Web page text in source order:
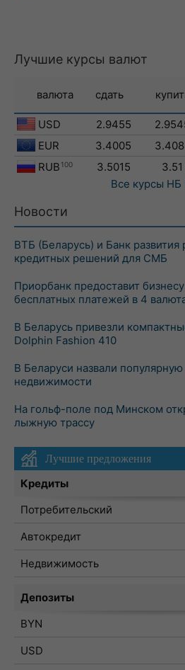
Лучшие курсы валют
валюта сдать
USD 2.9455
EUR
3.4005
RUB 100 3.5015 3.51
Все курсы НБ
Новости
ВТБ (Беларусь) и Банк
кредитных решений для СМБ
Приорбанк предоставит
бесплатных платежей в 4
В Беларусь привезли
Dolphin Fashion 410
В Беларуси назвали
недвижимости
На гольф-поле под Минском
лыжную трассу
Лучшие предложения
Кредиты
Потребительский
Автокредит
Недвижимость
Депозиты
BYN
USD